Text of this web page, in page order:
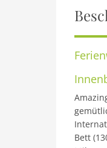
Bett